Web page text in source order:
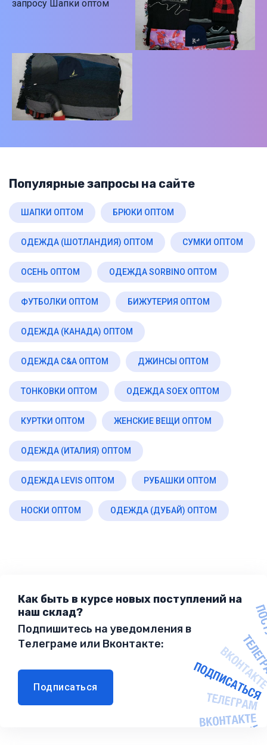
Популярные запросы на сайте
ШАПКИ ОПТОМ БРЮКИ ОПТОМ
ОДЕЖДА (ШОТЛАНДИЯ) ОПТОМ СУМКИ ОПТОМ
ОСЕНЬ ОПТОМ ОДЕЖДА SORBINO ОПТОМ
ФУТБОЛКИ ОПТОМ БИЖУТЕРИЯ ОПТОМ
ОДЕЖДА (КАНАДА) ОПТОМ
ОДЕЖДА C&A ОПТОМ ДЖИНСЫ ОПТОМ
ТОНКОВКИ ОПТОМ ОДЕЖДА SOEX ОПТОМ
КУРТКИ ОПТОМ ЖЕНСКИЕ ВЕЩИ ОПТОМ
ОДЕЖДА (ИТАЛИЯ) ОПТОМ
ОДЕЖДА LEVIS ОПТОМ РУБАШКИ ОПТОМ
НОСКИ ОПТОМ ОДЕЖДА (ДУБАЙ) ОПТОМ
Как быть в курсе новых поступлений на
наш склад?
Подпишитесь на уведомления в
Телеграме или Вконтакте:
Подписаться